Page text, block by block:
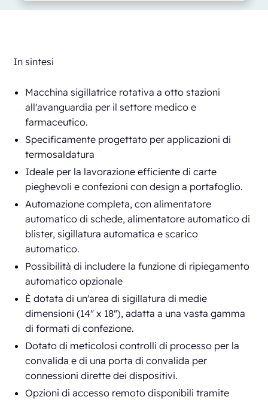
In sintesi
Macchina sigillatrice rotativa a otto stazioni
all'avanguardia per il settore medico e
farmaceutico.
Specificamente progettato per applicazioni di
termosaldatura
Ideale per la lavorazione efficiente di carte
pieghevoli e confezioni con design a portafoglio.
Automazione completa, con alimentatore
automatico di schede, alimentatore automatico di
blister, sigillatura automatica e scarico
automatico.
Possibilità di includere la funzione di ripiegamento
automatico opzionale
È dotata di un'area di sigillatura di medie
dimensioni (14" x 18"), adatta a una vasta gamma
di formati di confezione.
Dotato di meticolosi controlli di processo per la
convalida e di una porta di convalida per
connessioni dirette dei dispositivi.
Opzioni di accesso remoto disponibili tramite